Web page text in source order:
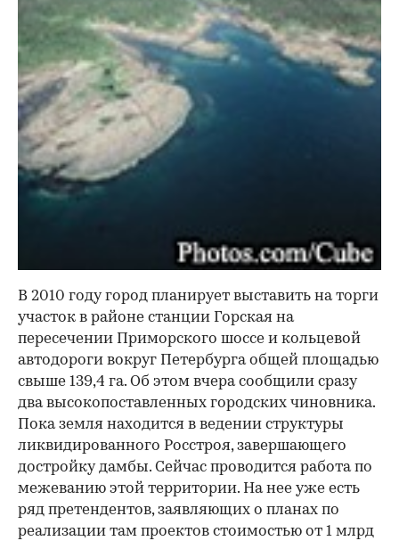
В 2010 году город планирует выставить на торги
участок в районе станции Горская на
пересечении Приморского шоссе и кольцевой
автодороги вокруг Петербурга общей площадью
свыше 139,4 га. Об этом вчера сообщили сразу
два высокопоставленных городских чиновника.
Пока земля находится в ведении структуры
ликвидированного Росстроя, завершающего
достройку дамбы. Сейчас проводится работа по
межеванию этой территории. На нее уже есть
ряд претендентов, заявляющих о планах по
реализации там проектов стоимостью от 1 млрд